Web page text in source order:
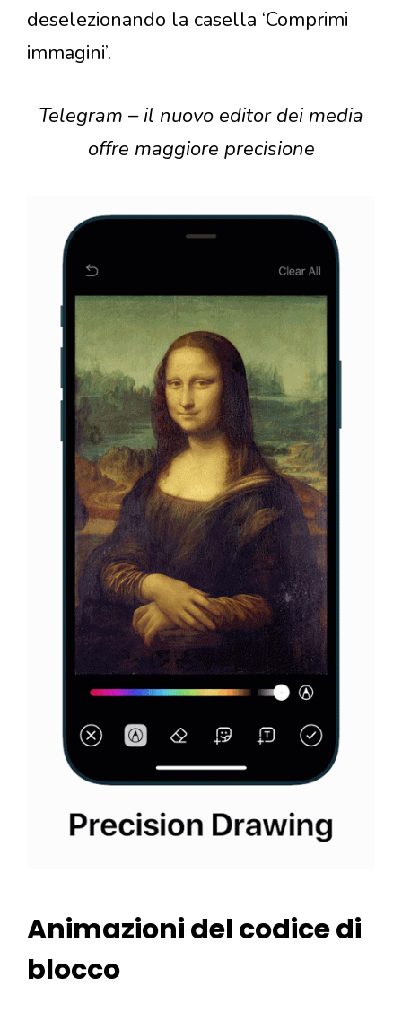
deselezionando la casella ‘Comprimi
immagini’.
Telegram – il nuovo editor dei media
offre maggiore precisione
Animazioni del codice di
blocco